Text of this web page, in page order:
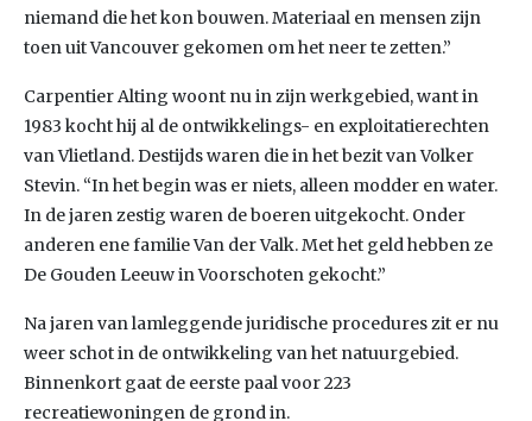
niemand die het kon bouwen. Materiaal en mensen zijn
toen uit Vancouver gekomen om het neer te zetten.”
Carpentier Alting woont nu in zijn werkgebied, want in
1983 kocht hij al de ontwikkelings- en exploitatierechten
van Vlietland. Destijds waren die in het bezit van Volker
Stevin. “In het begin was er niets, alleen modder en water.
In de jaren zestig waren de boeren uitgekocht. Onder
anderen ene familie Van der Valk. Met het geld hebben ze
De Gouden Leeuw in Voorschoten gekocht.”
Na jaren van lamleggende juridische procedures zit er nu
weer schot in de ontwikkeling van het natuurgebied.
Binnenkort gaat de eerste paal voor 223
recreatiewoningen de grond in.